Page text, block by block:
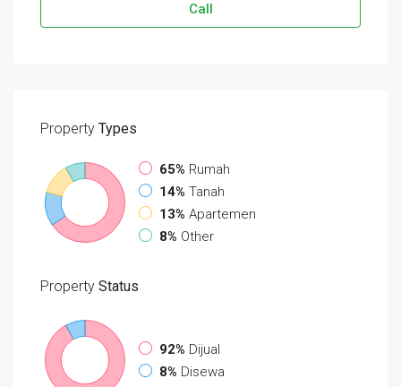
Call
Property Types
65% Rumah
14% Tanah
13% Apartemen
8% Other
Property Status
92% Dijual
8% Disewa